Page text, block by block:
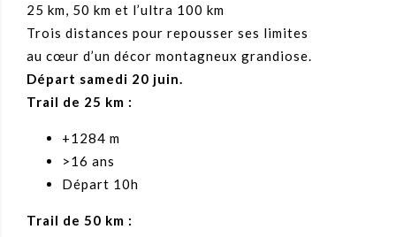
25 km, 50 km et l’ultra 100 km
Trois distances pour repousser ses limites
au cœur d’un décor montagneux grandiose.
Départ samedi 20 juin.
Trail de 25 km :
+1284 m
>16 ans
Départ 10h
Trail de 50 km :